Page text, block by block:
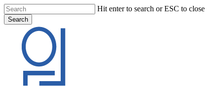
Skip
to
main
content
Hit enter to search or ESC to close
Search
Search